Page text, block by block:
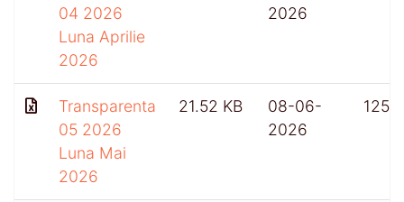
04 2026
Luna Aprilie
2026
2026
Transparenta
05 2026
Luna Mai
2026
21.52 KB
08-06-
2026
125